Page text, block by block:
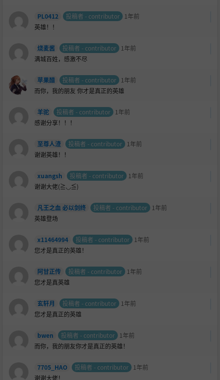
PL0412 投稿者 - contributor
1年前
英雄！！
烧麦酱 投稿者 - contributor
1年前
满城百姓，感激不尽
苹果醋 投稿者 - contributor
1年前
而你，我的朋友 你才是真正的英雄
羊驼 投稿者 - contributor
1年前
感谢分享！！！
至尊人渣 投稿者 - contributor
1年前
谢谢英雄！！
xuangsh 投稿者 - contributor
1年前
谢谢大佬(≧◡≦)
凡王之血 必以剑终 投稿者 - contributor
1年前
英雄登场
x11464994 投稿者 - contributor
1年前
您才是真正的英雄！
阿甘正传 投稿者 - contributor
1年前
您才是真英雄
玄轩月 投稿者 - contributor
1年前
您才是真正的英雄
bwen 投稿者 - contributor
1年前
而你，我的朋友你才是真正的英雄！
7705_HAO 投稿者 - contributor
1年前
谢谢大佬！